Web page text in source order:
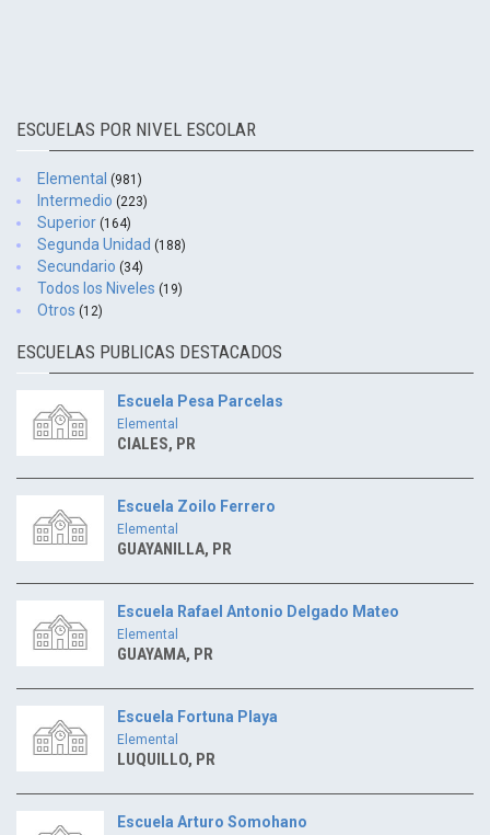
ESCUELAS POR NIVEL ESCOLAR
Elemental (981)
Intermedio (223)
Superior (164)
Segunda Unidad (188)
Secundario (34)
Todos los Niveles (19)
Otros (12)
ESCUELAS PUBLICAS DESTACADOS
Escuela Pesa Parcelas
Elemental
CIALES, PR
Escuela Zoilo Ferrero
Elemental
GUAYANILLA, PR
Escuela Rafael Antonio Delgado Mateo
Elemental
GUAYAMA, PR
Escuela Fortuna Playa
Elemental
LUQUILLO, PR
Escuela Arturo Somohano